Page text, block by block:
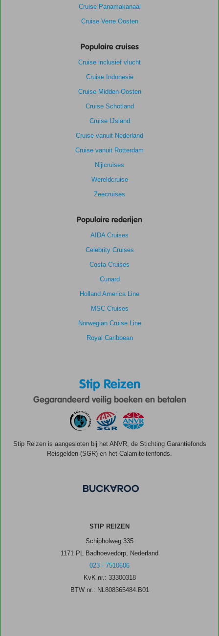
Cruise Panamakanaal
Cruise Verre Oosten
Populaire cruises
Cruise inclusief vlucht
Cruise Indonesië
Cruise Midden-Oosten
Cruise Schotland
Cruise IJsland
Cruise vanuit Nederland
Cruise vanuit Rotterdam
Nijlcruises
Wereldcruise
Zeecruises
Populaire rederijen
AIDA Cruises
Celebrity Cruises
Costa Cruises
Cunard
Holland America Line
MSC Cruises
Norwegian Cruise Line
Royal Caribbean
Stip Reizen
Gegarandeerd veilig boeken en betalen
Stip Reizen is aangesloten bij het ANVR, de Stichting Garantiefonds
Reisgelden (SGR) en het Calamiteitenfonds.
STIP REIZEN
Schipholweg 335
1171 PL Badhoevedorp, Nederland
023 - 7510606
KvK nr.: 33300318
BTW nr.: NL808365484.B01